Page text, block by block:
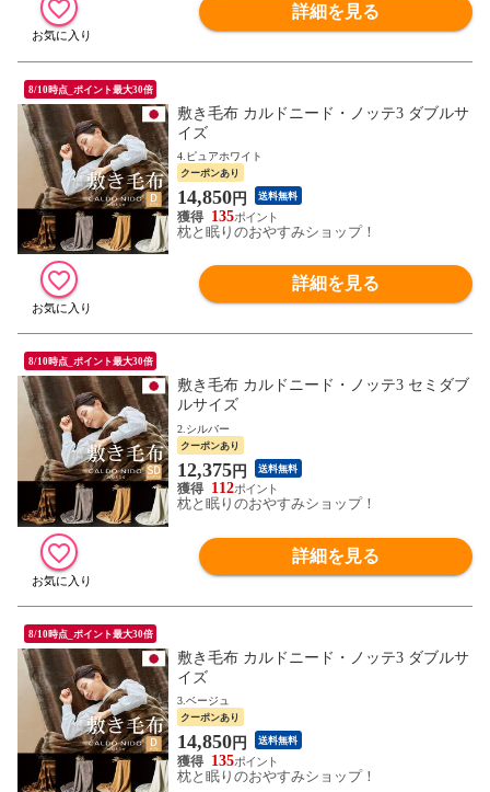
詳細を見る
8/10時点_ポイント最大30倍
敷き毛布 カルドニード・ノッテ3 ダブルサ
イズ
4.ピュアホワイト
クーポンあり
14,850円 送料無料
135
枕と眠りのおやすみショップ！
詳細を見る
8/10時点_ポイント最大30倍
敷き毛布 カルドニード・ノッテ3 セミダブ
ルサイズ
2.シルバー
クーポンあり
12,375円 送料無料
112
枕と眠りのおやすみショップ！
詳細を見る
8/10時点_ポイント最大30倍
敷き毛布 カルドニード・ノッテ3 ダブルサ
イズ
3.ベージュ
クーポンあり
14,850円 送料無料
135
枕と眠りのおやすみショップ！